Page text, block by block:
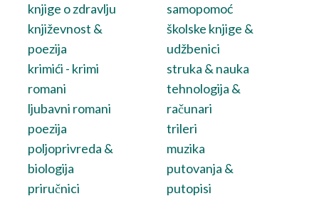
knjige o zdravlju
književnost &
poezija
krimići - krimi
romani
ljubavni romani
poezija
poljoprivreda &
biologija
priručnici
samopomoć
školske knjige &
udžbenici
struka & nauka
tehnologija &
računari
trileri
muzika
putovanja &
putopisi